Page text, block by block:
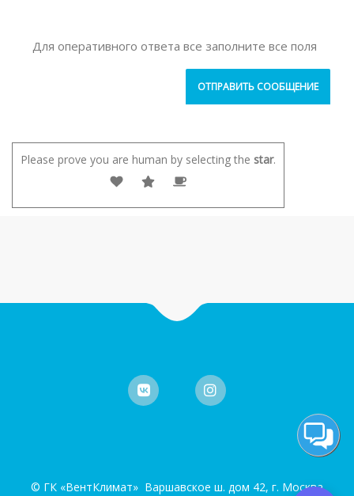
Для оперативного ответа все заполните все поля
Please prove you are human by selecting the star.
© ГК «ВентКлимат» Варшавское ш. дом 42, г. Москва